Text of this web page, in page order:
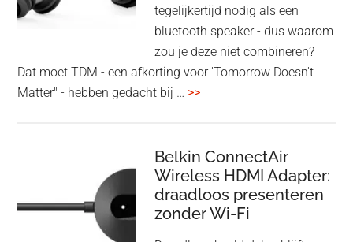
tegelijkertijd nodig als een
bluetooth speaker - dus waarom
zou je deze niet combineren?
Dat moet TDM - een afkorting voor 'Tomorrow Doesn't
Matter" - hebben gedacht bij … >>overHoofdtelefoon
Speaker
in
een
twist
Belkin ConnectAir
Wireless HDMI Adapter:
draadloos presenteren
zonder Wi-Fi